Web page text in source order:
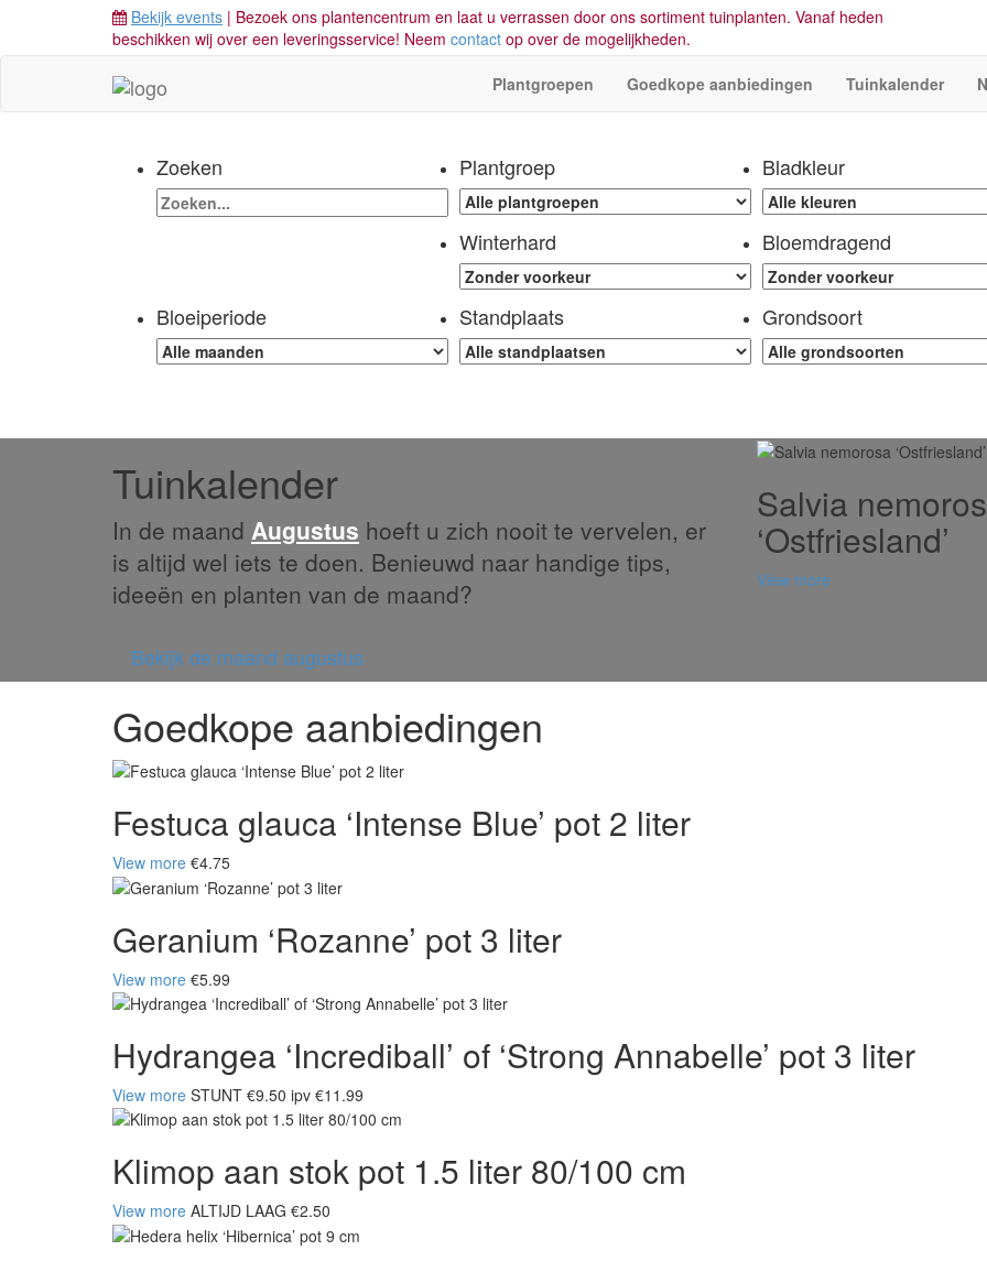
Bekijk events | Bezoek ons plantencentrum en laat u verrassen door ons sortiment tuinplanten. Vanaf heden
beschikken wij over een leveringsservice! Neem contact op over de mogelijkheden.
Plantgroepen Goedkope aanbiedingen Tuinkalender
Zoeken Plantgroep Bladkleur
Winterhard Bloemdragend
Bloeiperiode Standplaats Grondsoort
Tuinkalender
In de maand Augustus hoeft u zich nooit te vervelen, er
is altijd wel iets te doen. Benieuwd naar handige tips,
ideeën en planten van de maand?
Bekijk de maand augustus
Salvia
‘Ostfriesland’
View more
Goedkope aanbiedingen
Festuca glauca ‘Intense Blue’ pot 2 liter
View more €4.75
Geranium ‘Rozanne’ pot 3 liter
View more €5.99
Hydrangea ‘Incrediball’ of ‘Strong Annabelle’ pot 3 liter
View more STUNT €9.50 ipv €11.99
Klimop aan stok pot 1.5 liter 80/100 cm
View more ALTIJD LAAG €2.50